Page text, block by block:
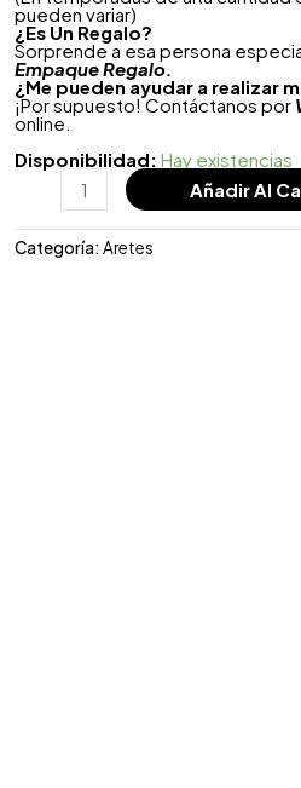
pueden variar)
¿ Es Un Regalo?
Sorprende a esa persona
Empaque Regalo.
¿Me pueden ayudar a realizar
¡Por supuesto! Contáctanos por
online.
Disponibilidad: Hay existencias
Añadir Al
Categoría: Aretes